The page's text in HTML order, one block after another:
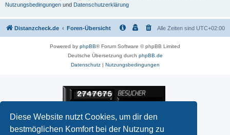
Diese Website nutzt Cookies, um dir den
bestmöglichen Komfort bei der Nutzung zu
Nutzungsbedingungen und Datenschutzerklärung
Distanzcheck.de Foren-Übersicht Alle Zeiten sind UTC+02:00
Powered by phpBB® Forum Software © phpBB Limited
Deutsche Übersetzung durch phpBB.de
Datenschutz| Nutzungsbedingungen